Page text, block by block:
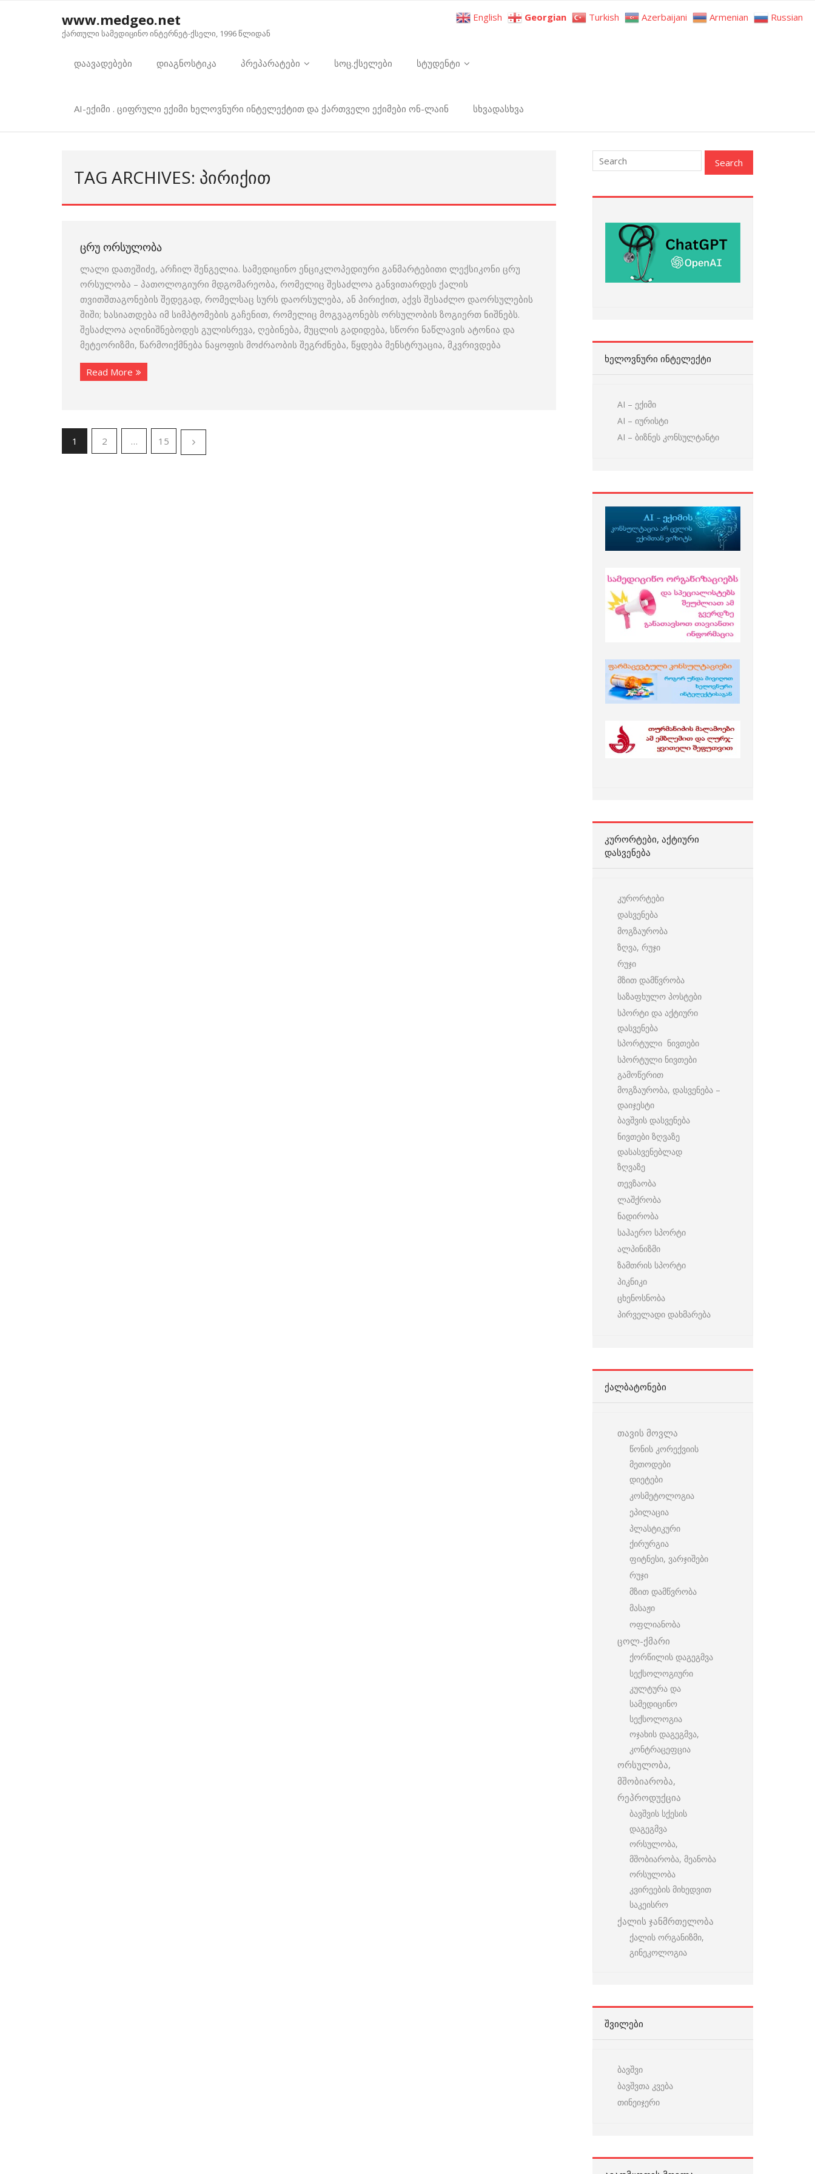
www.medgeo.net
ქართული სამედიცინო ინტერნეტ-ქსელი, 1996 წლიდან
დაავადებები დიაგნოსტიკა პრეპარატები სოც.ქსელები სტუდენტი
AI-ექიმი . ციფრული ექიმი ხელოვნური ინტელექტით და ქართველი ექიმები ონ-ლაინ სხვადასხვა
TAG ARCHIVES: ᲞᲘᲠᲘᲥᲘᲗ
ᲪᲠᲣ ᲝᲠᲡᲣᲚᲝᲑᲐ
ლალი დათეშიძე, არჩილ შენგელია. სამედიცინო ენციკლოპედიური განმარტებითი ლექსიკონი ცრუ
ორსულობა – პათოლოგიური მდგომარეობა, რომელიც შესაძლოა განვითარდეს ქალის
თვითშთაგონების შედეგად, რომელსაც სურს დაორსულება, ან პირიქით, აქვს შესაძლო დაორსულების
შიში; ხასიათდება იმ სიმპტომების გაჩენით, რომელიც მოგვაგონებს ორსულობის ზოგიერთ ნიშნებს.
შესაძლოა აღინიშნებოდეს გულისრევა, ღებინება, მუცლის გადიდება, სწორი ნაწლავის ატონია და
მეტეორიზმი, წარმოიქმნება ნაყოფის მოძრაობის შეგრძნება, წყდება მენსტრუაცია, მკვრივდება
Read More
1 2 … 15
ᲮᲔᲚᲝᲕᲜᲣᲠᲘ ᲘᲜᲢᲔᲚᲔᲥᲢᲘ
AI – ექიმი
AI – იურისტი
AI – ბიზნეს კონსულტანტი
ᲙᲣᲠᲝᲠᲢᲔᲑᲘ, ᲐᲥᲢᲘᲣᲠᲘ
ᲓᲐᲡᲕᲔᲜᲔᲑᲐ
კურორტები
დასვენება
მოგზაურობა
ზღვა, რუჯი
რუჯი
მზით დამწვრობა
საზაფხულო პოსტები
სპორტი და აქტიური
დასვენება
სპორტული ნივთები
სპორტული ნივთები
გამოწერით
მოგზაურობა, დასვენება –
დაიჯესტი
ბავშვის დასვენება
ნივთები ზღვაზე
დასასვენებლად
ზღვაზე
თევზაობა
ლაშქრობა
ნადირობა
საჰაერო სპორტი
ალპინიზმი
ზამთრის სპორტი
პიკნიკი
ცხენოსნობა
პირველადი დახმარება
ᲥᲐᲚᲑᲐᲢᲝᲜᲔᲑᲘ
თავის მოვლა
წონის კორექვიის
მეთოდები
დიეტები
კოსმეტოლოგია
ეპილაცია
პლასტიკური
ქირურგია
ფიტნესი, ვარჯიშები
რუჯი
მზით დამწვრობა
მასაჟი
ოფლიანობა
ცოლ-ქმარი
ქორწილის დაგეგმვა
სექსოლოგიური
კულტურა და
სამედიცინო
სექსოლოგია
ოჯახის დაგეგმვა,
კონტრაცეფცია
ორსულობა,
მშობიარობა,
რეპროდუქცია
ბავშვის სქესის
დაგეგმვა
ორსულობა,
მშობიარობა, მეანობა
ორსულობა
კვირეების მიხედვით
საკეისრო
ქალის ჯანმრთელობა
ქალის ორგანიზმი,
გინეკოლოგია
ᲨᲕᲘᲚᲔᲑᲘ
ბავშვი
ბავშვთა კვება
თინეიჯერი
English Georgian Turkish Azerbaijani Armenian Russian